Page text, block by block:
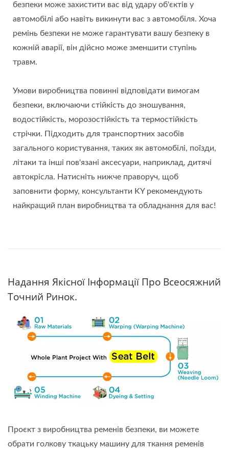
безпеки може захистити вас від удару об'єктів у
автомобілі або навіть викинути вас з автомобіля. Хоча
ремінь безпеки не може гарантувати вашу безпеку в
кожній аварії, він дійсно може зменшити ступінь
травм.
Умови виробництва повинні відповідати вимогам
безпеки, включаючи стійкість до зношування,
водостійкість, морозостійкість та термостійкість
стрічки. Підходить для транспортних засобів
загального користування, таких як автомобілі, поїзди,
літаки та інші пов'язані аксесуари, наприклад, дитячі
автокрісла. Натисніть нижче праворуч, щоб
заповнити форму, консультанти KY рекомендують
найкращий план виробництва та обладнання для вас!
Надання Якісної Інформації Про Всеосяжний
Точний Ринок.
Проєкт з виробництва ременів безпеки, ви можете
обрати голкову ткацьку машину для ткання ременів